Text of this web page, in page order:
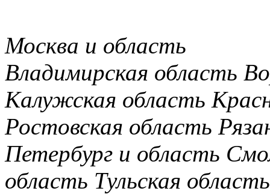
Москва и область
Владимирская область
Калужская область
Ростовская область
Петербург и область
область Тульская область